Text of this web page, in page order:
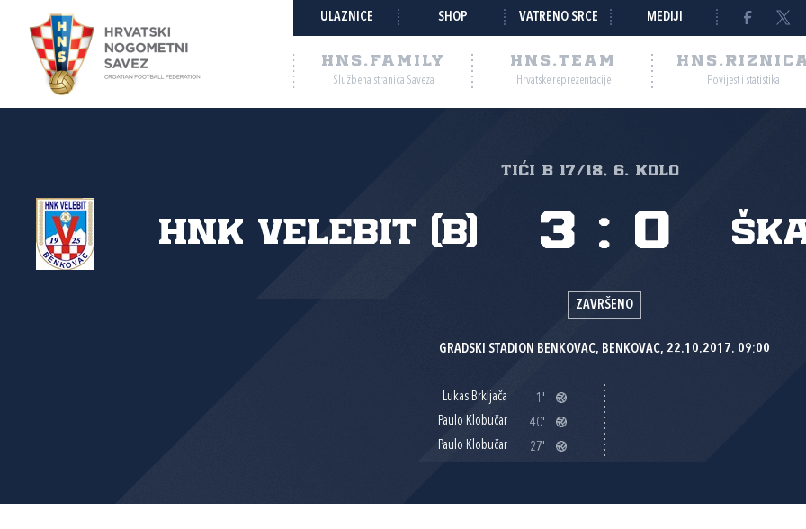
ULAZNICE SHOP VATRENO SRCE MEDIJI
HNS.FAMILY
Službena stranica Saveza
HNS.TEAM
Hrvatske reprezentacije Povijest i statistika
tići B 17/18, 6. kolo
HNK Velebit (B) 3 : 0
ZAVRŠENO
GRADSKI STADION BENKOVAC, BENKOVAC, 22.10.2017. 09:00
Lukas Brkljača
1'
Paulo Klobučar
40'
Paulo Klobučar
27'